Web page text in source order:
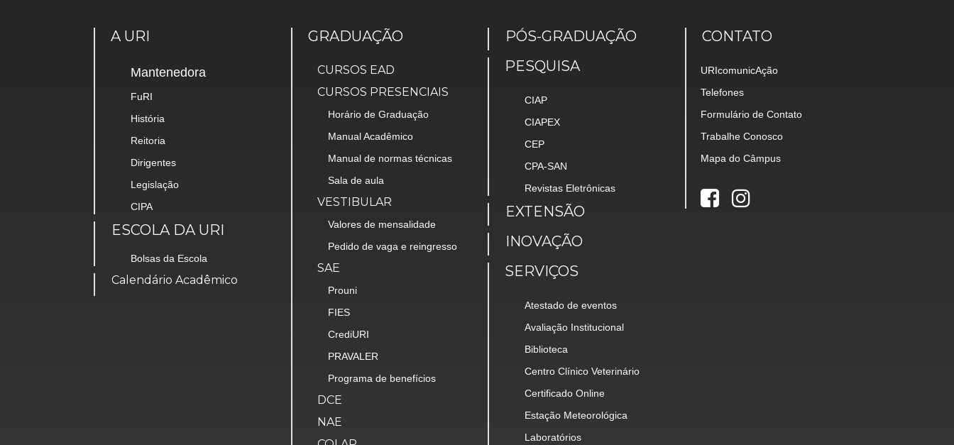
A URI
Mantenedora
FuRI
História
Reitoria
Dirigentes
Legislação
CIPA
ESCOLA DA URI
Bolsas da Escola
Calendário Acadêmico
GRADUAÇÃO
CURSOS EAD
CURSOS PRESENCIAIS
Horário de Graduação
Manual Acadêmico
Manual de normas técnicas
Sala de aula
VESTIBULAR
Valores de mensalidade
Pedido de vaga e reingresso
SAE
Prouni
FIES
CrediURI
PRAVALER
Programa de benefícios
DCE
NAE
PÓS-GRADUAÇÃO
PESQUISA
CIAP
CIAPEX
CEP
CPA-SAN
Revistas Eletrônicas
EXTENSÃO
INOVAÇÃO
SERVIÇOS
Atestado de eventos
Avaliação Institucional
Biblioteca
Centro Clínico Veterinário
Certificado Online
Estação Meteorológica
Laboratórios
CONTATO
URIcomunicAção
Telefones
Formulário de Contato
Trabalhe Conosco
Mapa do Câmpus